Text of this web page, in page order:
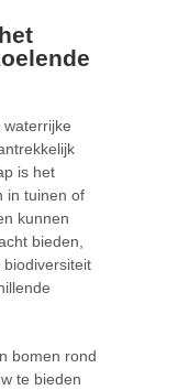
is het
in tuinen of
kunnen
bieden,
bomen rond
te bieden